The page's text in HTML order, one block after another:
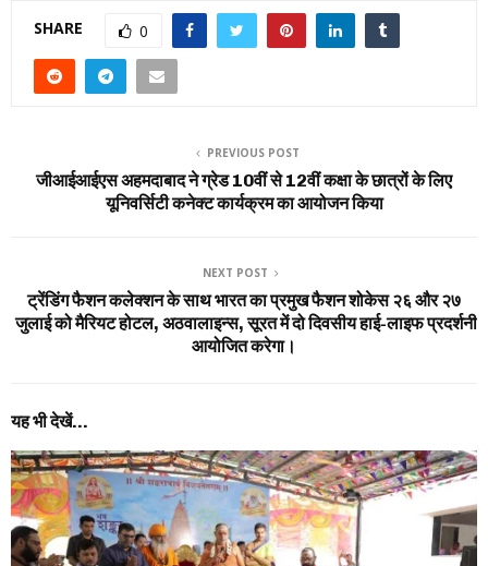
SHARE 0
PREVIOUS POST
जीआईआईएस अहमदाबाद ने ग्रेड 10वीं से 12वीं कक्षा के छात्रों के लिए
यूनिवर्सिटी कनेक्ट कार्यक्रम का आयोजन किया
NEXT POST
ट्रेंडिंग फैशन कलेक्शन के साथ भारत का प्रमुख फैशन शोकेस २६ और २७
जुलाई को मैरियट होटल, अठवालाइन्स, सूरत में दो दिवसीय हाई-लाइफ प्रदर्शनी
आयोजित करेगा।
यह भी देखें...